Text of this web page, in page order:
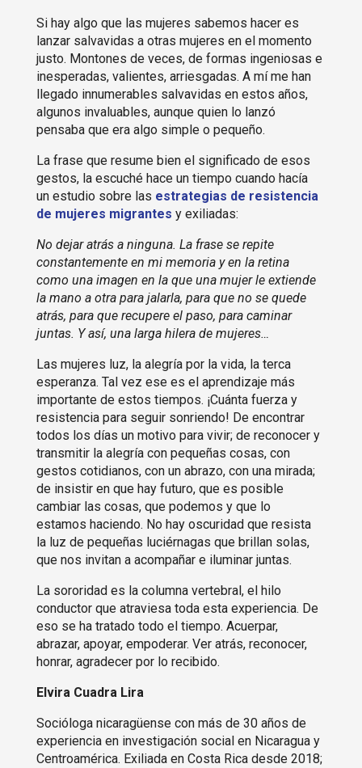
Si hay algo que las mujeres sabemos hacer es
lanzar salvavidas a otras mujeres en el momento
justo. Montones de veces, de formas ingeniosas e
inesperadas, valientes, arriesgadas. A mí me han
llegado innumerables salvavidas en estos años,
algunos invaluables, aunque quien lo lanzó
pensaba que era algo simple o pequeño.
La frase que resume bien el significado de esos
gestos, la escuché hace un tiempo cuando hacía
un estudio sobre las estrategias de resistencia
de mujeres migrantes y exiliadas:
No dejar atrás a ninguna. La frase se repite
constantemente en mi memoria y en la retina
como una imagen en la que una mujer le extiende
la mano a otra para jalarla, para que no se quede
atrás, para que recupere el paso, para caminar
juntas. Y así, una larga hilera de mujeres…
Las mujeres luz, la alegría por la vida, la terca
esperanza. Tal vez ese es el aprendizaje más
importante de estos tiempos. ¡Cuánta fuerza y
resistencia para seguir sonriendo! De encontrar
todos los días un motivo para vivir; de reconocer y
transmitir la alegría con pequeñas cosas, con
gestos cotidianos, con un abrazo, con una mirada;
de insistir en que hay futuro, que es posible
cambiar las cosas, que podemos y que lo
estamos haciendo. No hay oscuridad que resista
la luz de pequeñas luciérnagas que brillan solas,
que nos invitan a acompañar e iluminar juntas.
La sororidad es la columna vertebral, el hilo
conductor que atraviesa toda esta experiencia. De
eso se ha tratado todo el tiempo. Acuerpar,
abrazar, apoyar, empoderar. Ver atrás, reconocer,
honrar, agradecer por lo recibido.
Elvira Cuadra Lira
Socióloga nicaragüense con más de 30 años de
experiencia en investigación social en Nicaragua y
Centroamérica. Exiliada en Costa Rica desde 2018;